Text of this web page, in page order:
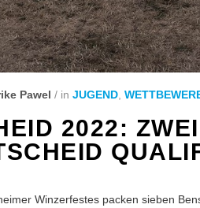
Pawel / in JUGEND
2022:
Winzerfestes packen sieben